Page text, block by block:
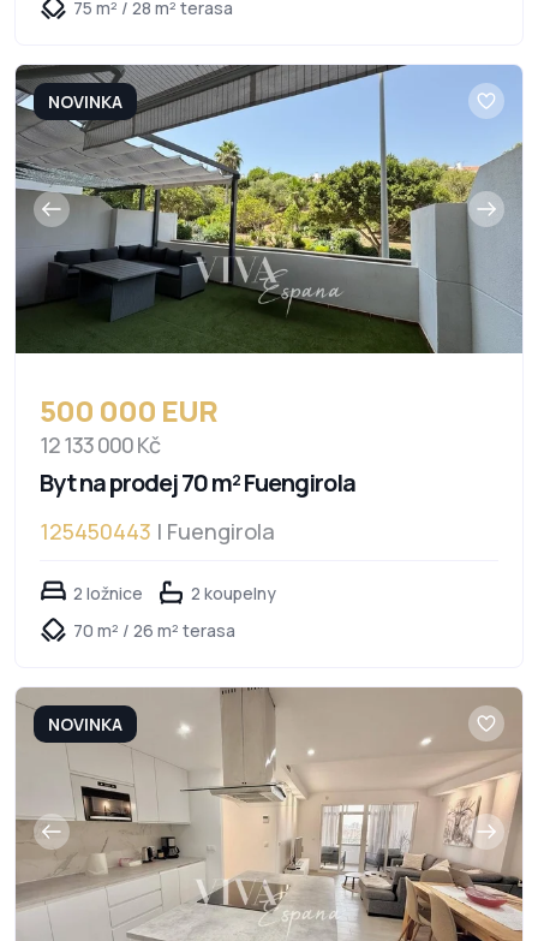
75 m² / 28 m² terasa
NOVINKA
500 000 EUR
12 133 000 Kč
Byt na prodej 70 m² Fuengirola
125450443 | Fuengirola
2 ložnice
2 koupelny
70 m² / 26 m² terasa
NOVINKA